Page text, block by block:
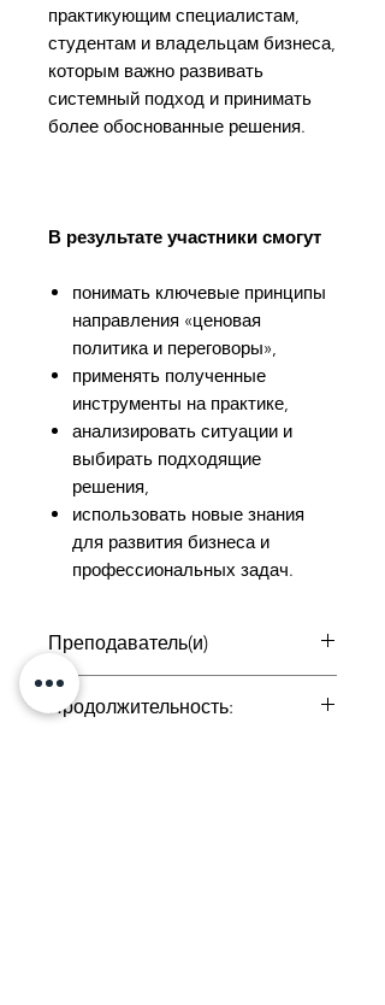
практикующим специалистам,
студентам и владельцам бизнеса,
которым важно развивать
системный подход и принимать
более обоснованные решения.
В результате участники смогут
понимать ключевые принципы
направления «ценовая
политика и переговоры»,
применять полученные
инструменты на практике,
анализировать ситуации и
выбирать подходящие
решения,
использовать новые знания
для развития бизнеса и
профессиональных задач.
Преподаватель(и)
Татевик Торосян, Нане
Матевосян
Продолжительность: